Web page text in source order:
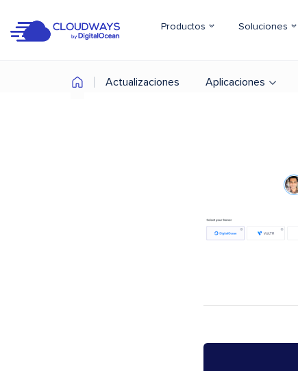
Productos Soluciones
Actualizaciones Aplicaciones